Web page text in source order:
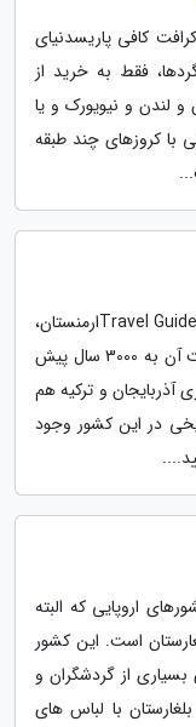
کافی پاریسدنیای
فقط به خرید از
لندن و نیویورک و یا
با کروزهای چند طبقه
راهنمای مسافرتی به ارمنستان | Travel Guide To Armeniaارمنستان،
یکی از همسایه های کشور ایران است که قدمت آن به 3000 سال پیش
آذربایجان و ترکیه هم
در این کشور وجود
اروپایی که البته
است. این کشور
از گردشگران و
با لباس های